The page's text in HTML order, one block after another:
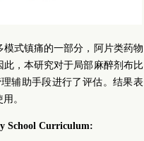
式镇痛的一部分，阿片类药物
，本研究对于局部麻醉剂布比
辅助手段进行了评估。结果表
。
School Curriculum: